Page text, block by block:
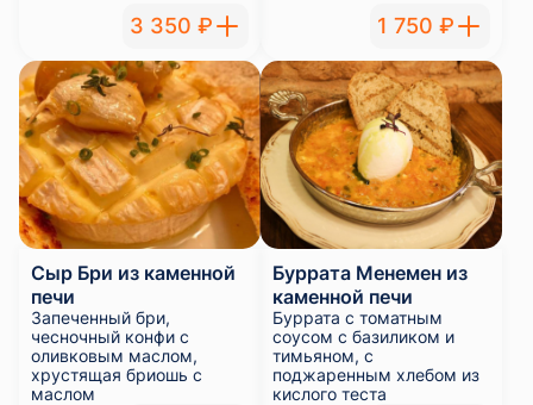
3 350 ₽ 1 750 ₽
Сыр Бри из каменной
печи
Запеченный бри,
чесночный конфи с
оливковым маслом,
хрустящая бриошь с
маслом
Буррата Менемен из
каменной печи
Буррата с томатным
соусом с базиликом и
тимьяном, с
поджаренным хлебом из
кислого теста